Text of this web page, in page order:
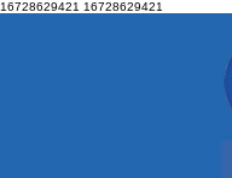
16728629421 16728629421